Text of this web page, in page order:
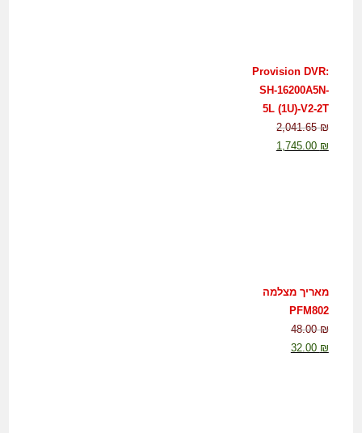
Provision DVR:
SH-16200A5N-
5L (1U)-V2-2T
2,041.65₪
1,745.00 ₪
מאריך מצלמה
PFM802
48.00₪
32.00 ₪